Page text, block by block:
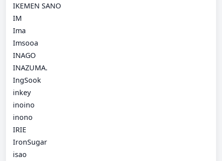
IKEMEN SANO
IM
Ima
Imsooa
INAGO
INAZUMA.
IngSook
inkey
inoino
inono
IRIE
IronSugar
isao